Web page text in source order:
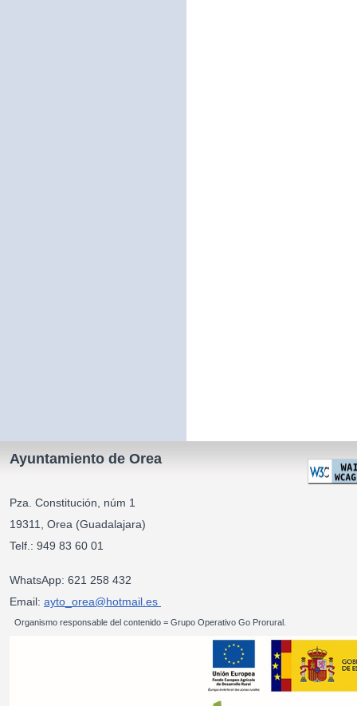
Ayuntamiento de Orea
Pza. Constitución, núm 1
19311, Orea (Guadalajara)
Telf.: 949 83 60 01
WhatsApp: 621 258 432
Email: ayto_orea@hotmail.es
Organismo responsable del contenido = Grupo Operativo Go Prorural.